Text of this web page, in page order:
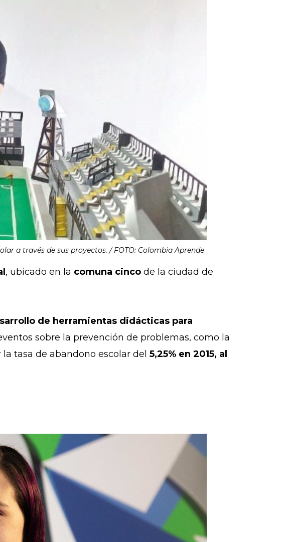
a través de sus proyectos. / FOTO: Colombia Aprende
, ubicado en la comuna cinco de la ciudad de
de herramientas didácticas para
sobre la prevención de problemas, como la
tasa de abandono escolar del 5,25% en 2015, al